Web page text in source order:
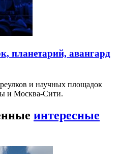
планетарий, авангард
и научных площадок
и Москва-Сити.
интересные